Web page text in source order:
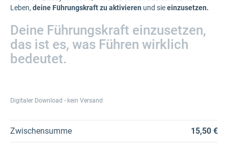
Leben, deine Führungskraft zu aktivieren und sieeinzusetzen.
Deine Führungskraft einzusetzen,
das ist es, was Führen wirklich
bedeutet.
Digitaler Download - kein Versand
Zwischensumme 15,50 €